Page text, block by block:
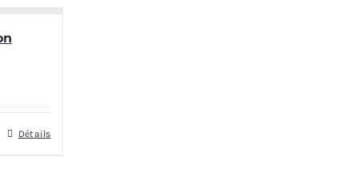
Détails